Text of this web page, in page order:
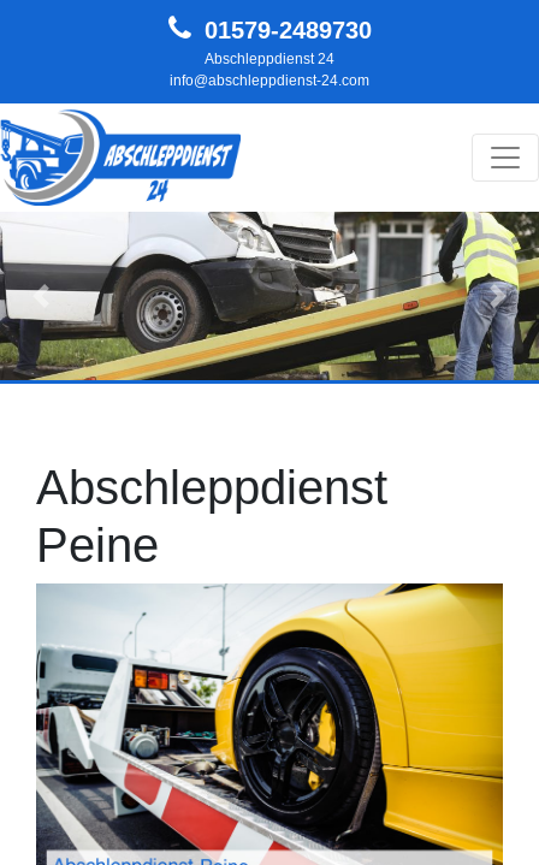
01579-2489730
Abschleppdienst 24
info@abschleppdienst-24.com
Hauptnavigation
Zurück
Abschleppdienst
Peine